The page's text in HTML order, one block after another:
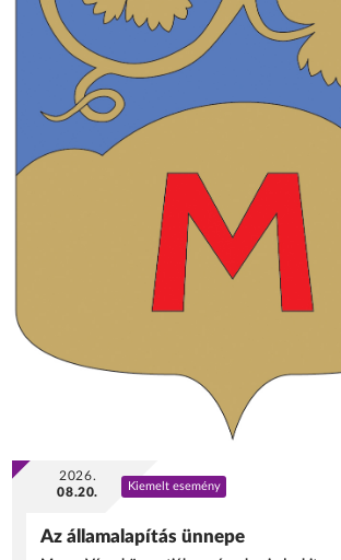
2026.
08.20.
Kiemelt esemény
Az államalapítás ünnepe